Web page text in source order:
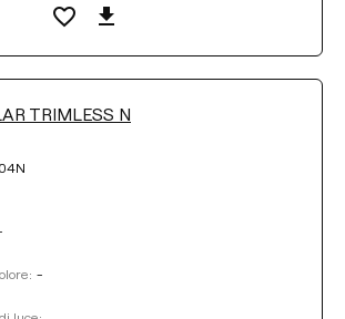
TRIMLESS N
-